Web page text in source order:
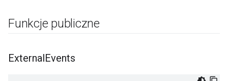
Funkcje publiczne
ExternalEvents